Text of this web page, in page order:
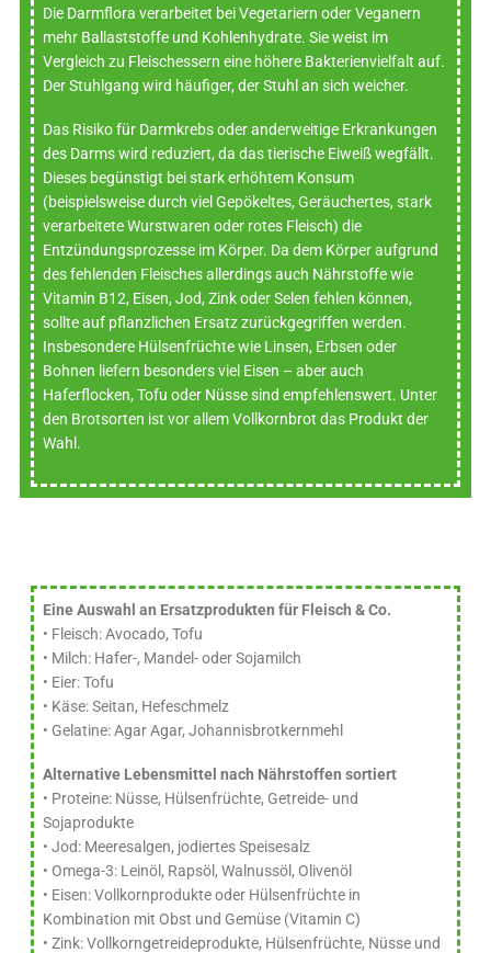
Die Darmflora verarbeitet bei Vegetariern oder Veganern
mehr Ballaststoffe und Kohlenhydrate. Sie weist im
Vergleich zu Fleischessern eine höhere Bakterienvielfalt auf.
Der Stuhlgang wird häufiger, der Stuhl an sich weicher.
Das Risiko für Darmkrebs oder anderweitige Erkrankungen
des Darms wird reduziert, da das tierische Eiweiß wegfällt.
Dieses begünstigt bei stark erhöhtem Konsum
(beispielsweise durch viel Gepökeltes, Geräuchertes, stark
verarbeitete Wurstwaren oder rotes Fleisch) die
Entzündungsprozesse im Körper. Da dem Körper aufgrund
des fehlenden Fleisches allerdings auch Nährstoffe wie
Vitamin B12, Eisen, Jod, Zink oder Selen fehlen können,
sollte auf pflanzlichen Ersatz zurückgegriffen werden.
Insbesondere Hülsenfrüchte wie Linsen, Erbsen oder
Bohnen liefern besonders viel Eisen – aber auch
Haferflocken, Tofu oder Nüsse sind empfehlenswert. Unter
den Brotsorten ist vor allem Vollkornbrot das Produkt der
Wahl.
Eine Auswahl an Ersatzprodukten für Fleisch & Co.
• Fleisch: Avocado, Tofu
• Milch: Hafer-, Mandel- oder Sojamilch
• Eier: Tofu
• Käse: Seitan, Hefeschmelz
• Gelatine: Agar Agar, Johannisbrotkernmehl
Alternative Lebensmittel nach Nährstoffen sortiert
• Proteine: Nüsse, Hülsenfrüchte, Getreide- und
Sojaprodukte
• Jod: Meeresalgen, jodiertes Speisesalz
• Omega-3: Leinöl, Rapsöl, Walnussöl, Olivenöl
• Eisen: Vollkornprodukte oder Hülsenfrüchte in
Kombination mit Obst und Gemüse (Vitamin C)
• Zink: Vollkorngetreideprodukte, Hülsenfrüchte, Nüsse und